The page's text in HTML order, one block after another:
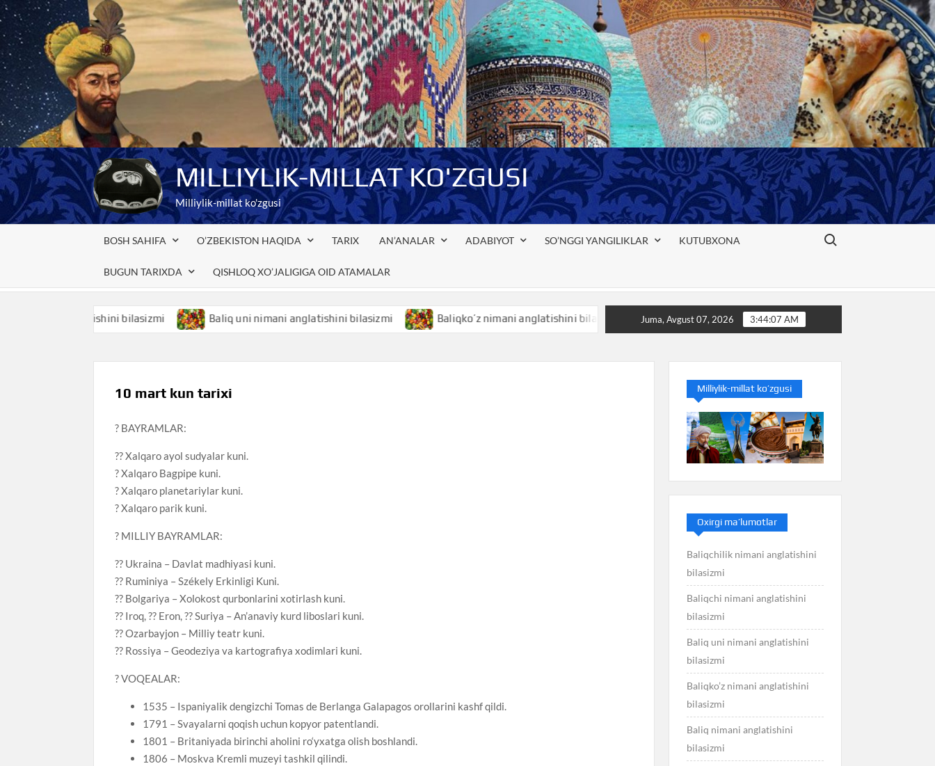
Skip
to
content
MILLIYLIK-MILLAT KO'ZGUSI
Milliylik-millat ko'zgusi
BOSH SAHIFA O’ZBEKISTON HAQIDA TARIX AN’ANALAR ADABIYOT SO’NGGI YANGILIKLAR KUTUBXONA
BUGUN TARIXDA QISHLOQ XO’JALIGIGA OID ATAMALAR
Search for:
anglatishini bilasizmi Baliq uni nimani anglatishini bilasizmi Baliqko’z nimani anglatishini bilasizmi Baliq nimani anglatishini bilasizmi
Juma, Avgust 07, 2026 3:44:08 AM
10 mart kun tarixi
? BAYRAMLAR:
?? Xalqaro ayol sudyalar kuni.
? Xalqaro Bagpipe kuni.
? Xalqaro planetariylar kuni.
? Xalqaro parik kuni.
? MILLIY BAYRAMLAR:
?? Ukraina – Davlat madhiyasi kuni.
?? Ruminiya – Székely Erkinligi Kuni.
?? Bolgariya – Xolokost qurbonlarini xotirlash kuni.
?? Iroq, ?? Eron, ?? Suriya – An’anaviy kurd liboslari kuni.
?? Ozarbayjon – Milliy teatr kuni.
?? Rossiya – Geodeziya va kartografiya xodimlari kuni‌‌.
? VOQEALAR:
1535 – Ispaniyalik dengizchi Tomas de Berlanga Galapagos orollarini kashf qildi.
1791 – Svayalarni qoqish uchun kopyor patentlandi.
1801 – Britaniyada birinchi aholini ro‘yxatga olish boshlandi.
1806 – Moskva Kremli muzeyi tashkil qilindi.
Milliylik-millat ko’zgusi
Oxirgi ma’lumotlar
Baliqchilik nimani anglatishini
bilasizmi
Baliqchi nimani anglatishini
bilasizmi
Baliq uni nimani anglatishini
bilasizmi
Baliqko’z nimani anglatishini
bilasizmi
Baliq nimani anglatishini
bilasizmi